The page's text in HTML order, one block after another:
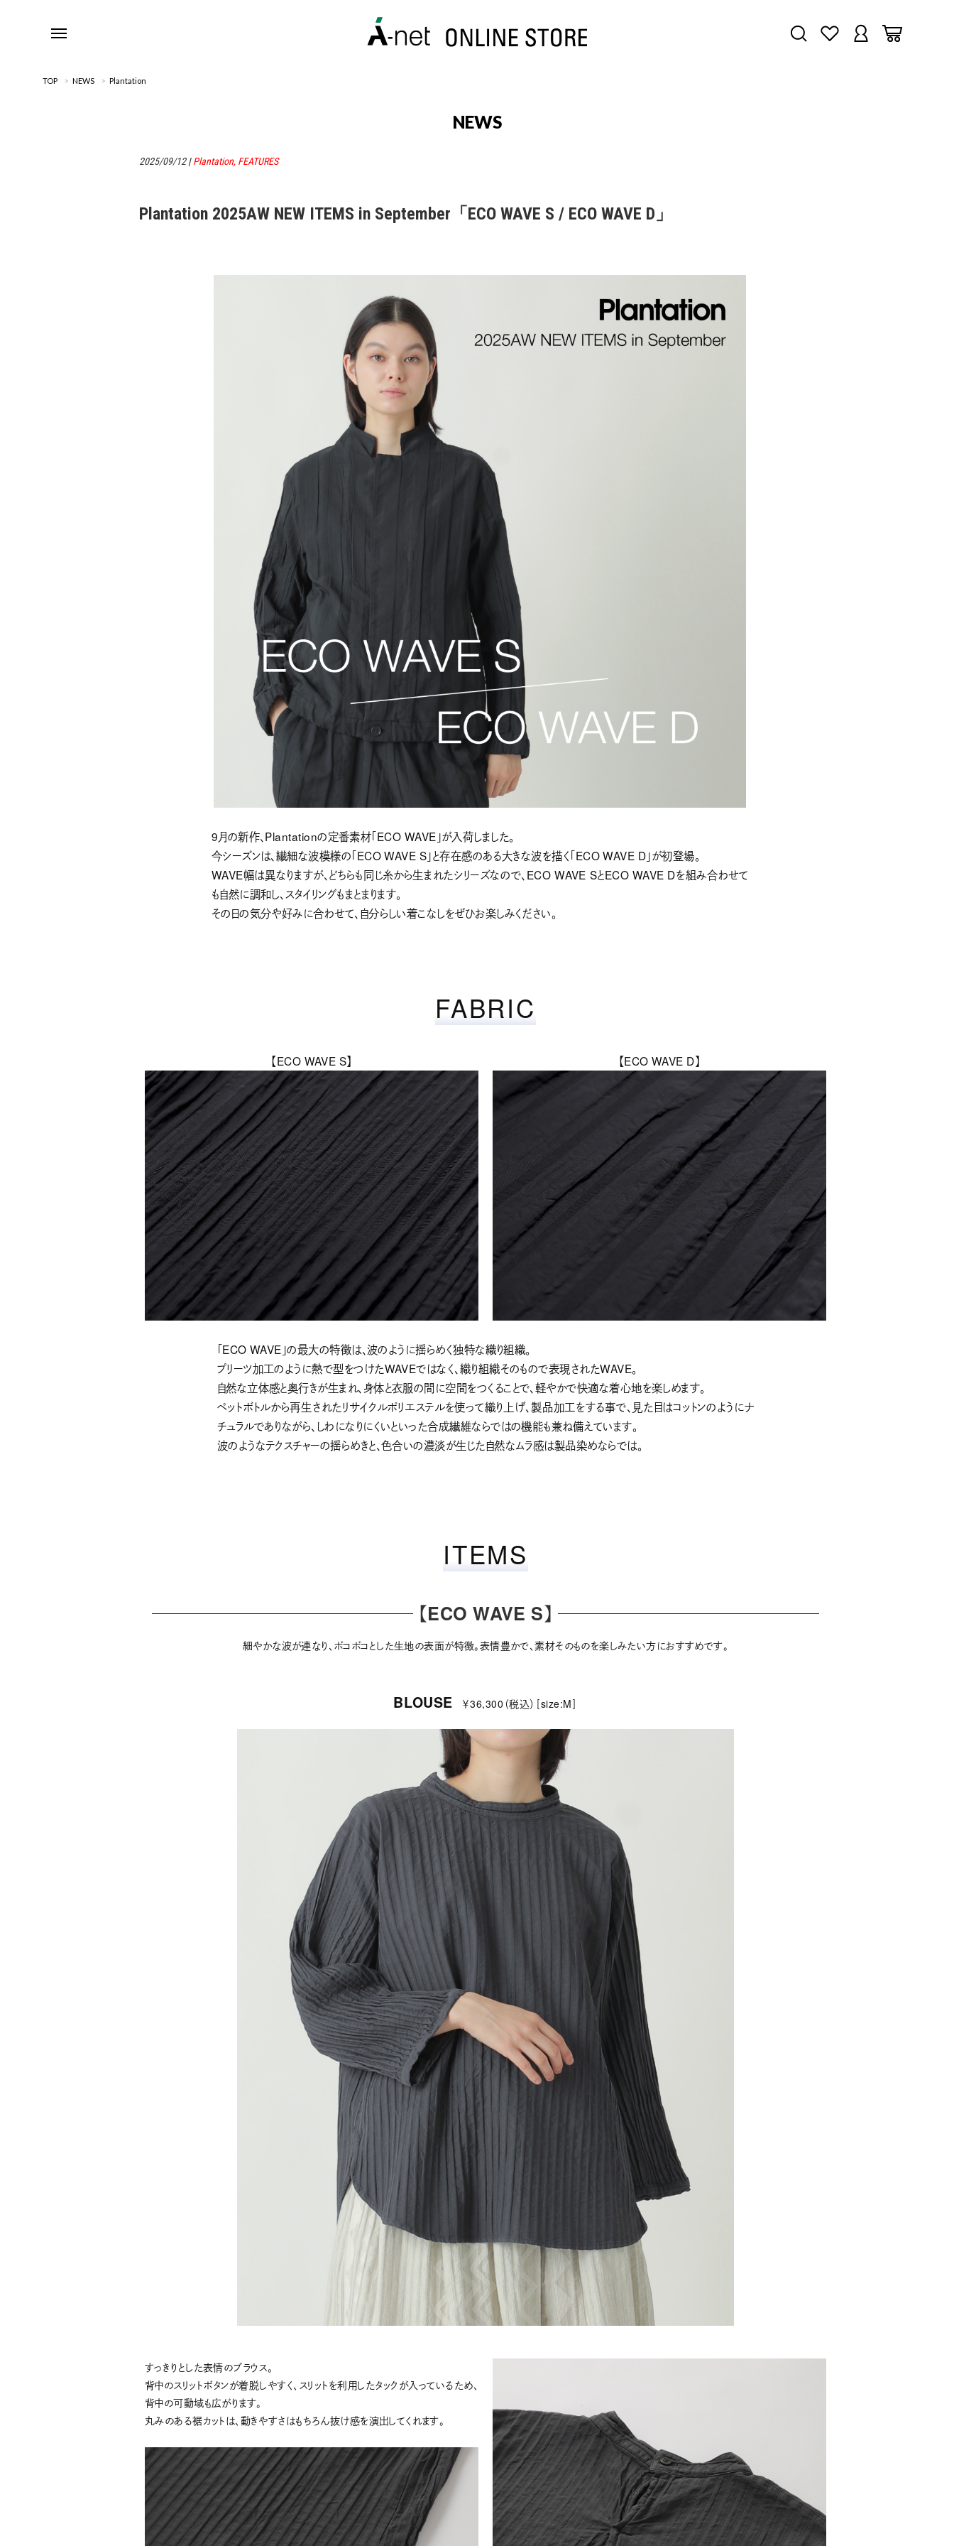
TOP > NEWS > Plantation
NEWS
2025/09/12|Plantation, FEATURES
Plantation 2025AW NEW ITEMS in September「ECO WAVE S / ECO WAVE D」
9月の新作、Plantationの定番素材「ECO WAVE」が入荷しました。
今シーズンは、繊細な波模様の「ECO WAVE S」と存在感のある大きな波を描く「ECO WAVE D」が初登場。
WAVE幅は異なりますが、どちらも同じ糸から生まれたシリーズなので、ECO WAVE SとECO WAVE Dを組み合わせて
も自然に調和し、スタイリングもまとまります。
その日の気分や好みに合わせて、自分らしい着こなしをぜひお楽しみください。
FABRIC
【ECO WAVE S】 【ECO WAVE D】
「ECO WAVE」の最大の特徴は、波のように揺らめく独特な織り組織。
プリーツ加工のように熱で型をつけたWAVEではなく、織り組織そのもので表現されたWAVE。
自然な立体感と奥行きが生まれ、身体と衣服の間に空間をつくることで、軽やかで快適な着心地を楽しめます。
ペットボトルから再生されたリサイクルポリエステルを使って織り上げ、製品加工をする事で、見た目はコットンのようにナ
チュラルでありながら、しわになりにくいといった合成繊維ならではの機能も兼ね備えています。
波のようなテクスチャーの揺らめきと、色合いの濃淡が生じた自然なムラ感は製品染めならでは。
ITEMS
【ECO WAVE S】
細やかな波が連なり、ボコボコとした生地の表面が特徴。表情豊かで、素材そのものを楽しみたい方におすすめです。
BLOUSE ￥36,300（税込）［size:M］
すっきりとした表情のブラウス。
背中のスリットボタンが着脱しやすく、スリットを利用したタックが入っているため、
背中の可動域も広がります。
丸みのある裾カットは、動きやすさはもちろん抜け感を演出してくれます。